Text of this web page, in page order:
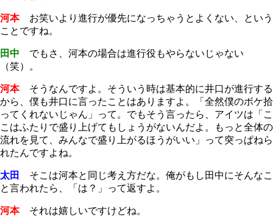
河本お笑いより進行が優先になっちゃうとよくない、という
ことですね。
田中 でもさ、河本の場合は進行役もやらないじゃない
（笑）。
河本 そうなんですよ。そういう時は基本的に井口が進行する
から、僕も井口に言ったことはありますよ。「全然僕のボケ拾
ってくれないじゃん」って。でもそう言ったら、アイツは「こ
こはふたりで盛り上げてもしょうがないんだよ。もっと全体の
流れを見て、みんなで盛り上がるほうがいい」って突っぱねら
れたんですよね。
太田
そこは河本と同じ考え方だな。俺がもし田中にそんなこ
と言われたら、「は？」って返すよ。
河本それは嬉しいですけどね。